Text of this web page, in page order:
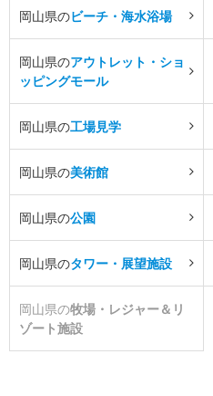
岡山県のビーチ・海水浴場
岡山県のアウトレット・ショ
ッピングモール
岡山県の工場見学
岡山県の美術館
岡山県の公園
岡山県のタワー・展望施設
岡山県の牧場・レジャー＆リ
ゾート施設